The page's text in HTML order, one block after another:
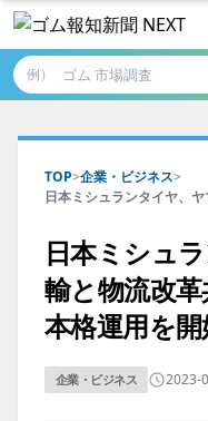
例）
TOP>企業・ビジネス>
日本ミシュランタイヤ、
日本ミシュ
輸と物流改
本格運用を
企業・ビジネス 2023-